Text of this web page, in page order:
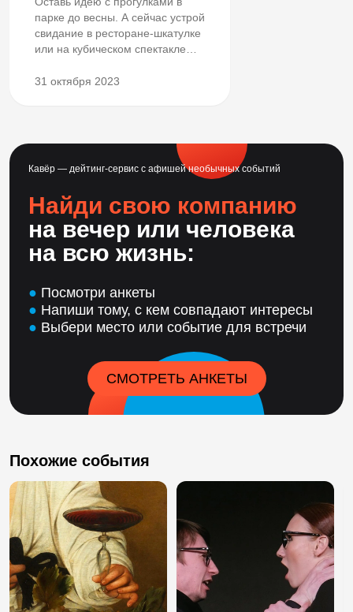
парке до весны. А сейчас устрой
свидание в ресторане-шкатулке
или на кубическом спектакле
31 октября 2023
Кавёр — дейтинг-сервис с афишей необычных событий
Найди свою компанию
на вечер или человека
на всю жизнь:
● Посмотри анкеты
● Напиши тому, с кем совпадают интересы
● Выбери место или событие для встречи
СМОТРЕТЬ АНКЕТЫ
Похожие события